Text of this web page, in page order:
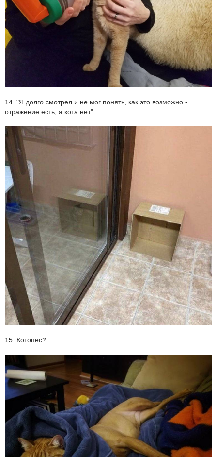
14. "Я долго смотрел и не мог понять, как это возможно -
отражение есть, а кота нет"
15. Котопес?